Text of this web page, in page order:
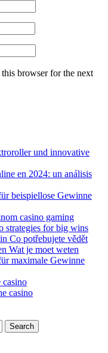
browser for the next
und innovative
en 2024: un análisis
beispiellose Gewinne
casino gaming
strategies for big wins
Co potřebujete vědět
Wat je moet weten
maximale Gewinne
casino
casino
Search